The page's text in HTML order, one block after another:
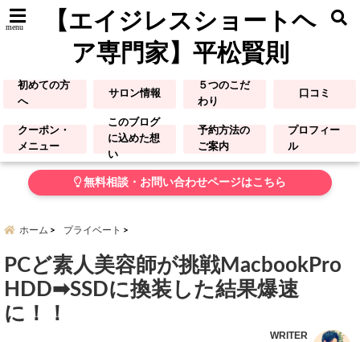
menu
【エイジレスショートヘ
ア専門家】平松賢則
初めての方
へ
サロン情報
５つのこだ
わり
口コミ
クーポン・
メニュー
このブログ
に込めた想
い
予約方法の
ご案内
プロフィー
ル
無料相談・お問い合わせページはこちら
ホーム プライベート
PCど素人美容師が挑戦MacbookPro
HDD➡︎SSDに換装した結果爆速
に！！
WRITER